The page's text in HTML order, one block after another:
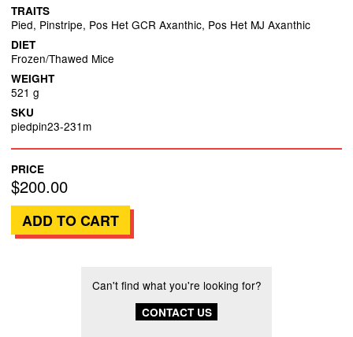
TRAITS
Pied, Pinstripe, Pos Het GCR Axanthic, Pos Het MJ Axanthic
DIET
Frozen/Thawed Mice
WEIGHT
521 g
SKU
piedpin23-231m
PRICE
$200.00
Can't find what you're looking for?
CONTACT US